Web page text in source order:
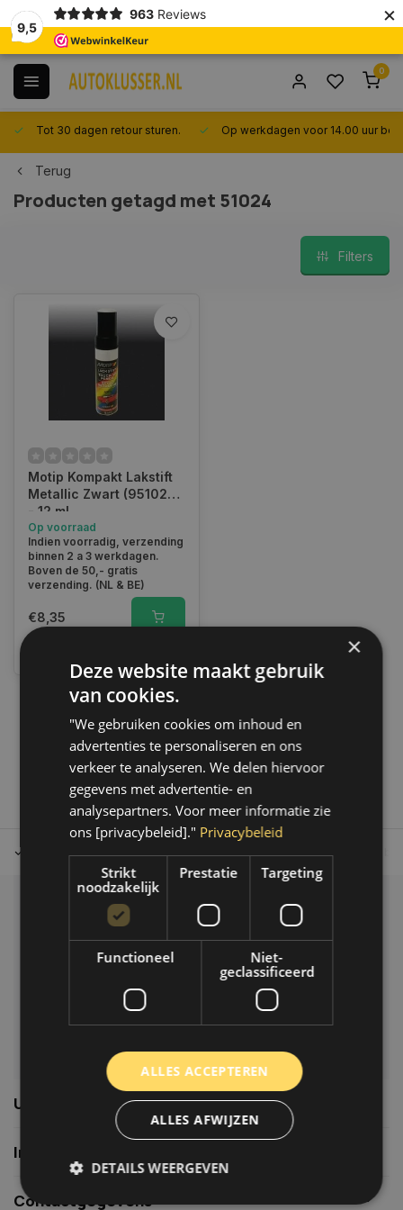
9,5
963 Reviews ×
0
Tot 30 dagen retour sturen. Op werkdagen voor 14.00 uur
Terug
Producten getagd met 51024
Filters
Motip Kompakt Lakstift
Metallic Zwart (951024)
- 12 ml
Op voorraad
Indien voorradig, verzending
binnen 2 a 3 werkdagen.
Boven de 50,- gratis
verzending. (NL & BE)
€8,35
1
Tot 30 dagen retour sturen. Op werkdagen voor 14.00 uur
Klantenservice
Veelgestelde vragen
06-39119169
info@autoklusser.nl
Usefull links
Informatie
Contactgegevens
×
Deze website maakt gebruik
van cookies.
"We gebruiken cookies om inhoud en
advertenties te personaliseren en ons
verkeer te analyseren. We delen hiervoor
gegevens met advertentie- en
analysepartners. Voor meer informatie zie
ons [privacybeleid]." Privacybeleid
Strikt
noodzakelijk
Prestatie Targeting
Functioneel
Niet-
geclassificeerd
ALLES ACCEPTEREN
ALLES AFWIJZEN
DETAILS WEERGEVEN